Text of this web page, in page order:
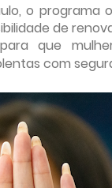
o programa
de
que
com